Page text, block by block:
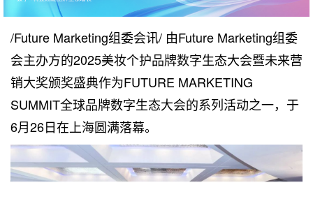
/Future Marketing组委会讯/ 由Future Marketing组委
会主办方的2025美妆个护品牌数字生态大会暨未来营
销大奖颁奖盛典作为FUTURE MARKETING
SUMMIT全球品牌数字生态大会的系列活动之一，于
6月26日在上海圆满落幕。